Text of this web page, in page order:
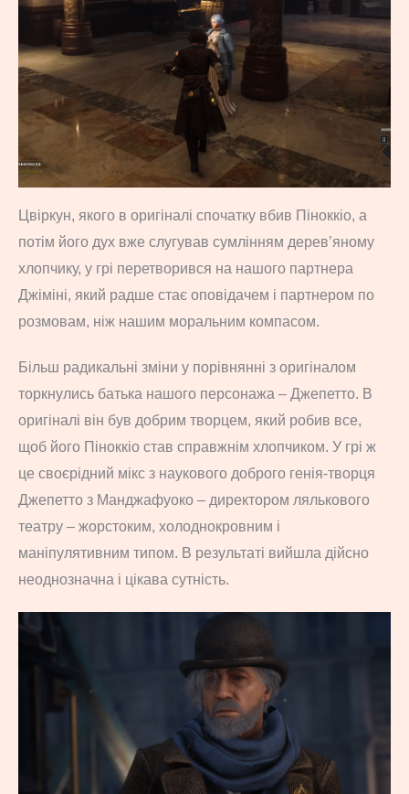
Цвіркун, якого в оригіналі спочатку вбив Піноккіо, а
потім його дух вже слугував сумлінням дерев’яному
хлопчику, у грі перетворився на нашого партнера
Джіміні, який радше стає оповідачем і партнером по
розмовам, ніж нашим моральним компасом.
Більш радикальні зміни у порівнянні з оригіналом
торкнулись батька нашого персонажа – Джепетто. В
оригіналі він був добрим творцем, який робив все,
щоб його Піноккіо став справжнім хлопчиком. У грі ж
це своєрідний мікс з наукового доброго генія-творця
Джепетто з Манджафуоко – директором лялькового
театру – жорстоким, холоднокровним і
маніпулятивним типом. В результаті вийшла дійсно
неоднозначна і цікава сутність.